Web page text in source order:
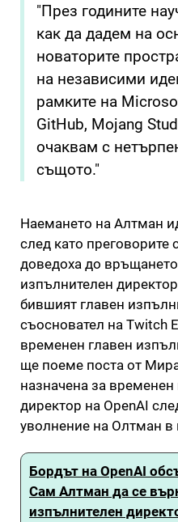
"През годините
как да дадем на
новаторите
на независими
рамките на
GitHub, Mojang
очаквам с
същото."
Наемането на Алтман
след като преговорите
доведоха до
изпълнителен
бившият главен
съосновател на Twitch
временен главен
ще поеме поста от
назначена за
директор на OpenAI
уволнение на Олтман в
Бордът на OpenAI
Сам Алтман да се
изпълнителен